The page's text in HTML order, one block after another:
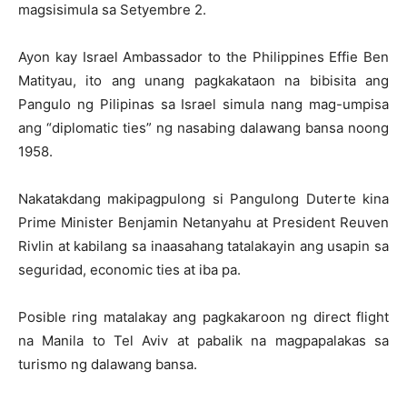
magsisimula sa Setyembre 2.
Ayon kay Israel Ambassador to the Philippines Effie Ben
Matityau, ito ang unang pagkakataon na bibisita ang
Pangulo ng Pilipinas sa Israel simula nang mag-umpisa
ang “diplomatic ties” ng nasabing dalawang bansa noong
1958.
Nakatakdang makipagpulong si Pangulong Duterte kina
Prime Minister Benjamin Netanyahu at President Reuven
Rivlin at kabilang sa inaasahang tatalakayin ang usapin sa
seguridad, economic ties at iba pa.
Posible ring matalakay ang pagkakaroon ng direct flight
na Manila to Tel Aviv at pabalik na magpapalakas sa
turismo ng dalawang bansa.